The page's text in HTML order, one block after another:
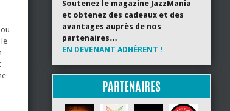
Soutenez le magazine JazzMania
et obtenez des cadeaux et des
avantages auprès de nos
partenaires…
EN DEVENANT ADHÉRENT !
PARTENAIRES